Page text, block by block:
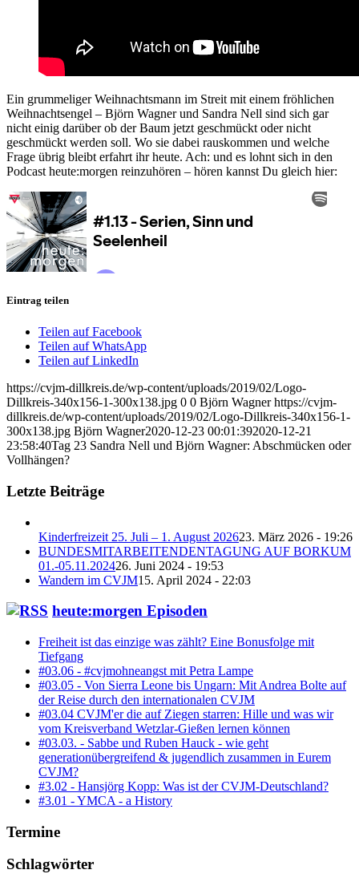
Ein grummeliger Weihnachtsmann im Streit mit einem fröhlichen
Weihnachtsengel – Björn Wagner und Sandra Nell sind sich gar
nicht einig darüber ob der Baum jetzt geschmückt oder nicht
geschmückt werden soll. Wo sie dabei rauskommen und welche
Frage übrig bleibt erfahrt ihr heute. Ach: und es lohnt sich in den
Podcast heute:morgen reinzuhören – hören kannst Du gleich hier:
Eintrag teilen
Teilen auf Facebook
Teilen auf WhatsApp
Teilen auf LinkedIn
https://cvjm-dillkreis.de/wp-content/uploads/2019/02/Logo-
Dillkreis-340x156-1-300x138.jpg 0 0 Björn Wagner https://cvjm-
dillkreis.de/wp-content/uploads/2019/02/Logo-Dillkreis-340x156-1-
300x138.jpg Björn Wagner2020-12-23 00:01:392020-12-21
23:58:40Tag 23 Sandra Nell und Björn Wagner: Abschmücken oder
Vollhängen?
Letzte Beiträge
Kinderfreizeit 25. Juli – 1. August 202623. März 2026 - 19:26
BUNDESMITARBEITENDENTAGUNG AUF BORKUM
01.-05.11.202426. Juni 2024 - 19:53
Wandern im CVJM15. April 2024 - 22:03
heute:morgen Episoden
Freiheit ist das einzige was zählt? Eine Bonusfolge mit
Tiefgang
#03.06 - #cvjmohneangst mit Petra Lampe
#03.05 - Von Sierra Leone bis Ungarn: Mit Andrea Bolte auf
der Reise durch den internationalen CVJM
#03.04 CVJM'er die auf Ziegen starren: Hille und was wir
vom Kreisverband Wetzlar-Gießen lernen können
#03.03. - Sabbe und Ruben Hauck - wie geht
generationübergreifend & jugendlich zusammen in Eurem
CVJM?
#3.02 - Hansjörg Kopp: Was ist der CVJM-Deutschland?
#3.01 - YMCA - a History
Termine
Schlagwörter